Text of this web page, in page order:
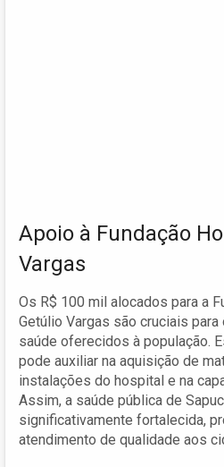
Apoio à Fundação
Vargas
Os R$ 100 mil alocados para a
Getúlio Vargas são cruciais
saúde oferecidos à população.
pode auxiliar na aquisição de
instalações do hospital e na
Assim, a saúde pública de
significativamente fortalecida,
atendimento de qualidade aos